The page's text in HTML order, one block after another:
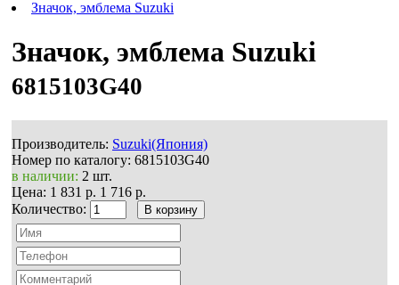
Значок, эмблема Suzuki
Значок, эмблема Suzuki
6815103G40
Производитель: Suzuki(Япония)
Номер по каталогу: 6815103G40
в наличии: 2 шт.
Цена: 1 831 р. 1 716 р.
Количество: